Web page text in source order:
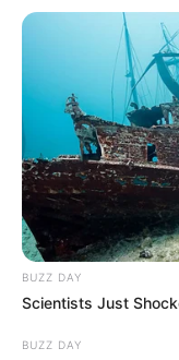
BUZZ DAY
Scientists Just
BUZZ DAY